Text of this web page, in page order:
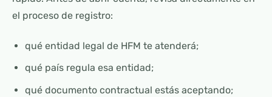
el proceso de registro:
qué entidad legal de HFM te atenderá;
qué país regula esa entidad;
qué documento contractual estás aceptando;